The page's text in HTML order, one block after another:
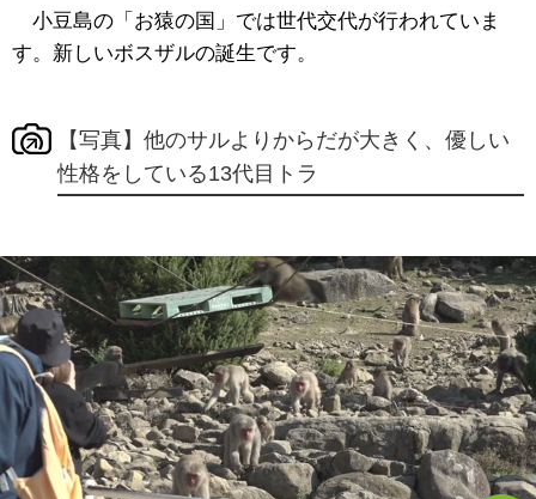
小豆島の「お猿の国」では世代交代が行われていま
す。新しいボスザルの誕生です。
【写真】他のサルよりからだが大きく、優しい
性格をしている13代目トラ